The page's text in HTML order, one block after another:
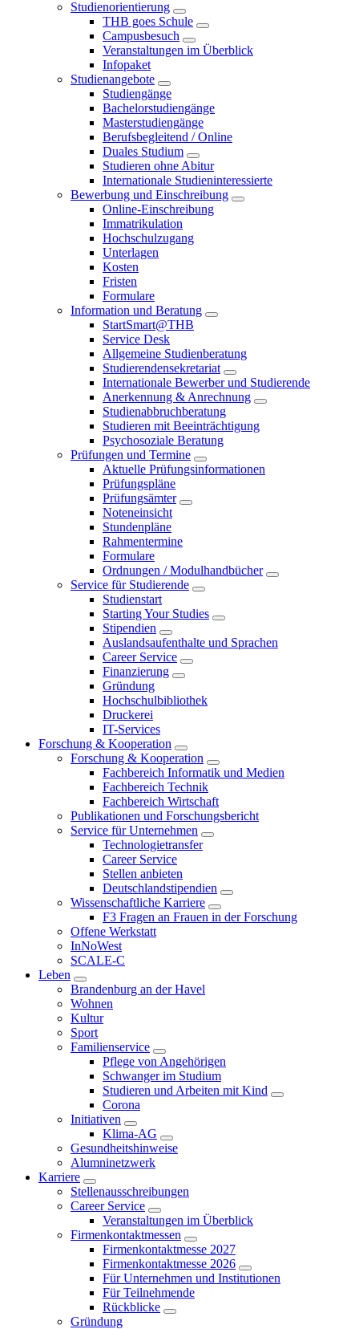
Studienorientierung
THB goes Schule
Campusbesuch
Veranstaltungen im Überblick
Infopaket
Studienangebote
Studiengänge
Bachelorstudiengänge
Masterstudiengänge
Berufsbegleitend / Online
Duales Studium
Studieren ohne Abitur
Internationale Studieninteressierte
Bewerbung und Einschreibung
Online-Einschreibung
Immatrikulation
Hochschulzugang
Unterlagen
Kosten
Fristen
Formulare
Information und Beratung
StartSmart@THB
Service Desk
Allgemeine Studienberatung
Studierendensekretariat
Internationale Bewerber und Studierende
Anerkennung & Anrechnung
Studienabbruchberatung
Studieren mit Beeinträchtigung
Psychosoziale Beratung
Prüfungen und Termine
Aktuelle Prüfungsinformationen
Prüfungspläne
Prüfungsämter
Noteneinsicht
Stundenpläne
Rahmentermine
Formulare
Ordnungen / Modulhandbücher
Service für Studierende
Studienstart
Starting Your Studies
Stipendien
Auslandsaufenthalte und Sprachen
Career Service
Finanzierung
Gründung
Hochschulbibliothek
Druckerei
IT-Services
Forschung & Kooperation
Forschung & Kooperation
Fachbereich Informatik und Medien
Fachbereich Technik
Fachbereich Wirtschaft
Publikationen und Forschungsbericht
Service für Unternehmen
Technologietransfer
Career Service
Stellen anbieten
Deutschlandstipendien
Wissenschaftliche Karriere
F3 Fragen an Frauen in der Forschung
Offene Werkstatt
InNoWest
SCALE-C
Leben
Brandenburg an der Havel
Wohnen
Kultur
Sport
Familienservice
Pflege von Angehörigen
Schwanger im Studium
Studieren und Arbeiten mit Kind
Corona
Initiativen
Klima-AG
Gesundheitshinweise
Alumninetzwerk
Karriere
Stellenausschreibungen
Career Service
Veranstaltungen im Überblick
Firmenkontaktmessen
Firmenkontaktmesse 2027
Firmenkontaktmesse 2026
Für Unternehmen und Institutionen
Für Teilnehmende
Rückblicke
Gründung